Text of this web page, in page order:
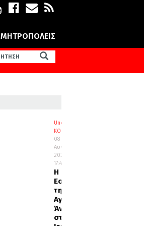
ΜΗΤΡΟΠΟΛΕΙΣ
Uncategorized
ΚΟΣΜΟΣ
08
Αυγούστου
2026
17:45
Η
Εορτή
της
Αγίας
Άννης
στα